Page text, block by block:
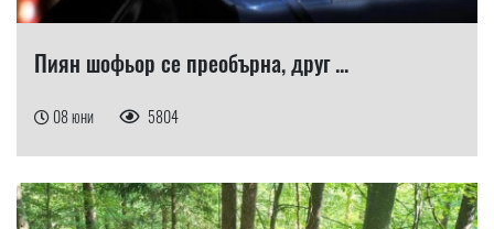
Пиян шофьор се преобърна, друг ...
08 юни 5804